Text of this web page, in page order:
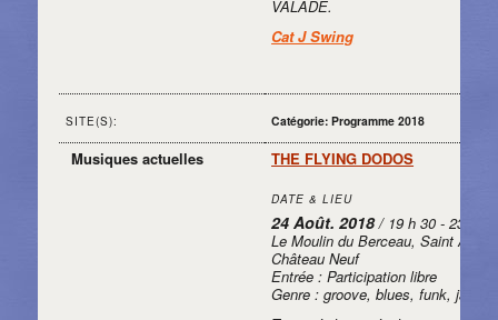
VALADE.
Cat J Swing
SITE(S): Catégorie: Programme 2018
Musiques actuelles THE FLYING DODOS
DATE & LIEU
24 Août. 2018/ 19 h 30 - 23 h 30
Le Moulin du Berceau, Saint Aubin
Château Neuf
Entrée : Participation libre
Genre : groove, blues, funk, jazz